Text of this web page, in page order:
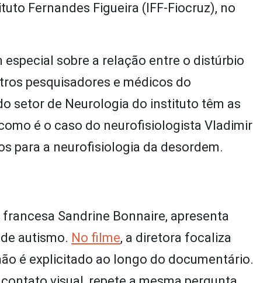
Fernandes Figueira (IFF-Fiocruz), no
sobre a relação entre o distúrbio
pesquisadores e médicos do
setor de Neurologia do instituto têm as
é o caso do neurofisiologista Vladimir
para a neurofisiologia da desordem.
Sandrine Bonnaire, apresenta
autismo. No filme, a diretora focaliza
é explicitado ao longo do documentário.